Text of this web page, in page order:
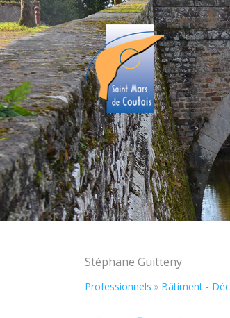
Stéphane Guitteny
Professionnels » Bâtiment -